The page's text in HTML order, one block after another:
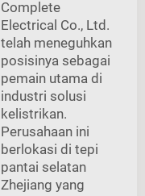
Complete
Electrical Co., Ltd.
telah meneguhkan
posisinya sebagai
pemain utama di
industri solusi
kelistrikan.
Perusahaan ini
berlokasi di tepi
pantai selatan
Zhejiang yang